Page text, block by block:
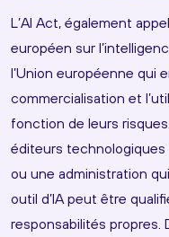
L’AI Act, également
européen sur
l’Union européenne qui
commercialisation et
fonction de leurs
éditeurs technologiques
ou une administration
outil d’IA peut être
responsabilités propres.